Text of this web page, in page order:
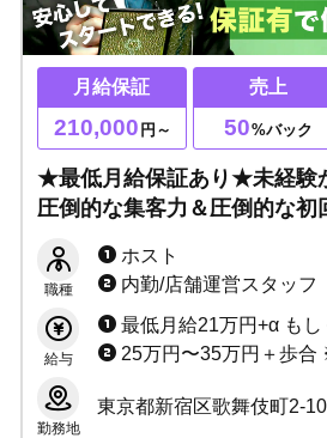
月給保証
210,000 円～
売上
50%バック
★最低月給保証あり★未経験
圧倒的な集客力＆圧倒的な初
職種
ホスト
内勤/店舗運営スタッフ
給与
最低月給21万円+α も
25万円〜35万円＋歩合 ※経験や能
勤務地
東京都新宿区歌舞伎町2-